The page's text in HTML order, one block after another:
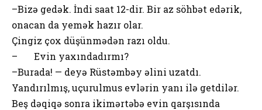
–Bizə gedək. İndi saat 12-dir. Bir az söhbət edərik,
onacan da yemək hazır olar.
Çingiz çox düşünmədən razı oldu.
– Evin yaxındadırmı?
–Burada! — deyə Rüstəmbəy əlini uzatdı.
Yandırılmış, uçurulmus evlərin yanı ilə getdilər.
Beş dəqiqə sonra ikimərtəbə evin qarşısında